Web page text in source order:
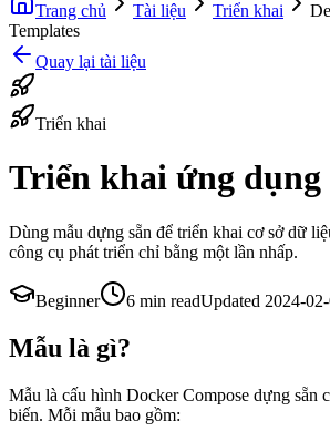
Trang chủ Tài liệu Triển khai
Templates
Quay lại tài liệu
Triển khai
Triển khai ứng
Dùng mẫu dựng sẵn để triển khai cơ sở dữ
công cụ phát triển chỉ bằng một lần nhấp.
Beginner 6 min readUpdated 2024-02-
Mẫu là gì?
Mẫu là cấu hình Docker Compose dựng sẵn
biến. Mỗi mẫu bao gồm: